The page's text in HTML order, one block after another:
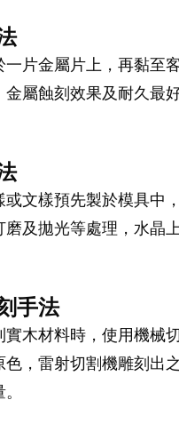
片金屬片上，再黏至
屬蝕刻效果及耐久最
文樣預先製於模具中
及拋光等處理，水晶
手法
木材料時，使用機械
，雷射切割機雕刻出